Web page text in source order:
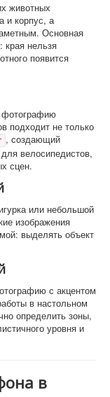
животных
и корпус, а
Основная
края нельзя
появится
фотографию
подходит не только
, создающий
велосипедистов,
сцен.
или небольшой
изображения
выделять объект
с акцентом
в настольном
определить зоны,
уровня и
в